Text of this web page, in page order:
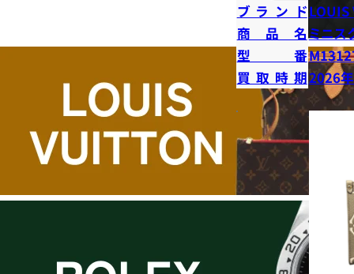
ブランドLOUIS
商品名 ミニス
型番
買取時期2026